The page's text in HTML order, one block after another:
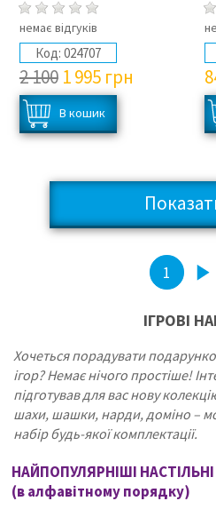
немає відгуків
Код: 024707
2 1001 995 грн
1
ІГРОВІ
Хочеться порадувати
ігор? Немає нічого простіше!
підготував для вас нову
шахи, шашки, нарди, доміно –
набір будь-якої комплектації.
НАЙПОПУЛЯРНІШІ
(в алфавітному порядку)